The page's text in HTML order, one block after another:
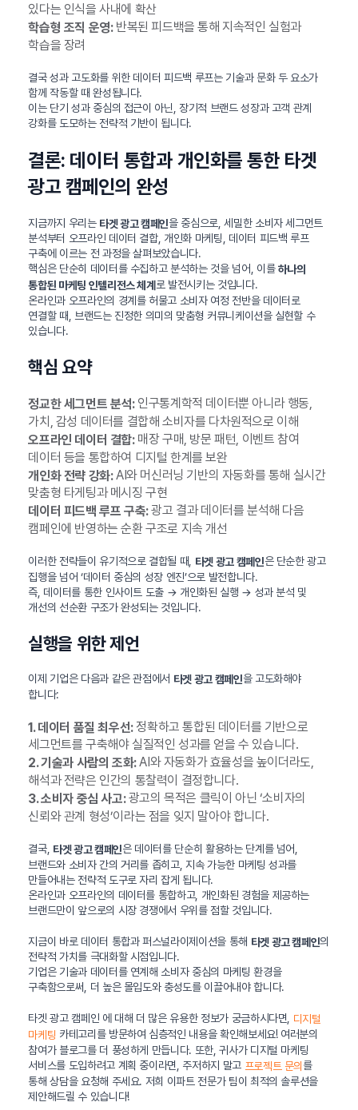
있다는 인식을 사내에 확산
학습형 조직 운영:반복된 피드백을 통해 지속적인 실험과
학습을 장려
결국 성과 고도화를 위한 데이터 피드백 루프는 기술과 문화 두 요소가
함께 작동할 때 완성됩니다.
이는 단기 성과 중심의 접근이 아닌, 장기적 브랜드 성장과 고객 관계
강화를 도모하는 전략적 기반이 됩니다.
결론: 데이터 통합과 개인화를 통한 타겟
광고 캠페인의 완성
지금까지 우리는 타겟 광고 캠페인을 중심으로, 세밀한 소비자 세그먼트
분석부터 오프라인 데이터 결합, 개인화 마케팅, 데이터 피드백 루프
구축에 이르는 전 과정을 살펴보았습니다.
핵심은 단순히 데이터를 수집하고 분석하는 것을 넘어, 이를하나의
통합된 마케팅 인텔리전스 체계 로 발전시키는 것입니다.
온라인과 오프라인의 경계를 허물고 소비자 여정 전반을 데이터로
연결할 때, 브랜드는 진정한 의미의 맞춤형 커뮤니케이션을 실현할 수
있습니다.
핵심 요약
정교한 세그먼트 분석:인구통계학적 데이터뿐 아니라 행동,
가치, 감성 데이터를 결합해 소비자를 다차원적으로 이해
오프라인 데이터 결합:매장 구매, 방문 패턴, 이벤트 참여
데이터 등을 통합하여 디지털 한계를 보완
개인화 전략 강화:AI와 머신러닝 기반의 자동화를 통해 실시간
맞춤형 타게팅과 메시징 구현
데이터 피드백 루프 구축:광고 결과 데이터를 분석해 다음
캠페인에 반영하는 순환 구조로 지속 개선
이러한 전략들이 유기적으로 결합될 때, 타겟 광고 캠페인은 단순한 광고
집행을 넘어 ‘데이터 중심의 성장 엔진’으로 발전합니다.
즉, 데이터를 통한 인사이트 도출 → 개인화된 실행 → 성과 분석 및
개선의 선순환 구조가 완성되는 것입니다.
실행을 위한 제언
이제 기업은 다음과 같은 관점에서 타겟 광고 캠페인을 고도화해야
합니다:
1. 데이터 품질 최우선:정확하고 통합된 데이터를 기반으로
세그먼트를 구축해야 실질적인 성과를 얻을 수 있습니다.
2. 기술과 사람의 조화:AI와 자동화가 효율성을 높이더라도,
해석과 전략은 인간의 통찰력이 결정합니다.
3. 소비자 중심 사고:광고의 목적은 클릭이 아닌 ‘소비자의
신뢰와 관계 형성’이라는 점을 잊지 말아야 합니다.
결국, 타겟 광고 캠페인은 데이터를 단순히 활용하는 단계를 넘어,
브랜드와 소비자 간의 거리를 좁히고, 지속 가능한 마케팅 성과를
만들어내는 전략적 도구로 자리 잡게 됩니다.
온라인과 오프라인의 데이터를 통합하고, 개인화된 경험을 제공하는
브랜드만이 앞으로의 시장 경쟁에서 우위를 점할 것입니다.
지금이 바로 데이터 통합과 퍼스널라이제이션을 통해 타겟 광고 캠페인의
전략적 가치를 극대화할 시점입니다.
기업은 기술과 데이터를 연계해 소비자 중심의 마케팅 환경을
구축함으로써, 더 높은 몰입도와 충성도를 이끌어내야 합니다.
타겟 광고 캠페인 에 대해 더 많은 유용한 정보가 궁금하시다면, 디지털
마케팅 카테고리를 방문하여 심층적인 내용을 확인해보세요! 여러분의
참여가 블로그를 더 풍성하게 만듭니다. 또한, 귀사가 디지털 마케팅
서비스를 도입하려고 계획 중이라면, 주저하지 말고 프로젝트 문의 를
통해 상담을 요청해 주세요. 저희 이파트 전문가 팀이 최적의 솔루션을
제안해드릴 수 있습니다!